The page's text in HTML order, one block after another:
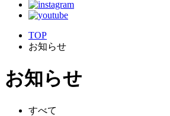
TOP
お知らせ
お知らせ
すべて